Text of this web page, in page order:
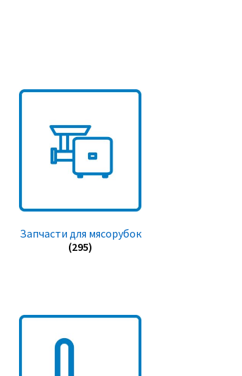
Запчасти для мясорубок
(295)